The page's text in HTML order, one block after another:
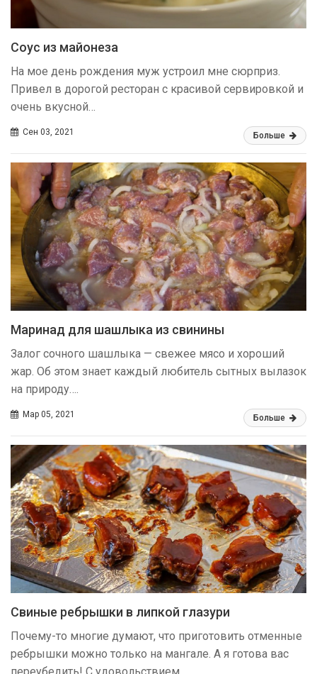
Соус из майонеза
На мое день рождения муж устроил мне сюрприз.
Привел в дорогой ресторан с красивой сервировкой и
очень вкусной…
Сен 03, 2021 Больше
Маринад для шашлыка из свинины
Залог сочного шашлыка — свежее мясо и хороший
жар. Об этом знает каждый любитель сытных вылазок
на природу….
Мар 05, 2021 Больше
Свиные ребрышки в липкой глазури
Почему-то многие думают, что приготовить отменные
ребрышки можно только на мангале. А я готова вас
переубедить! С удовольствием…